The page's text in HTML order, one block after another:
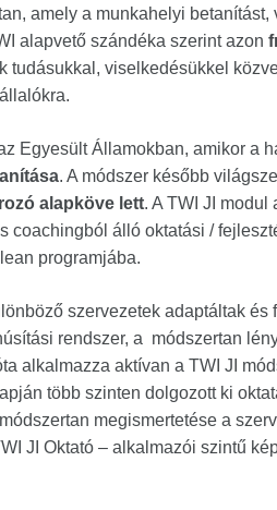
amely a munkahelyi betanítást,
alapvető szándéka szerint azon
tudásukkal, viselkedésükkel
Egyesült Államokban, amikor a
. A módszer később
alapköve lett. A TWI JI modul
coachingból álló oktatási /
programjába.
szervezetek adaptáltak és
rendszer, a módszertan
alkalmazza aktívan a TWI JI
több szinten dolgozott ki
megismertetése a
JI Oktató – alkalmazói szintű